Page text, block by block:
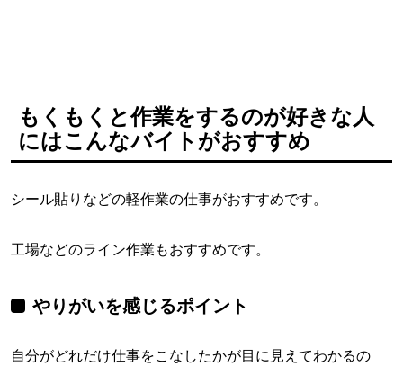
もくもくと作業をするのが好きな人
にはこんなバイトがおすすめ
シール貼りなどの軽作業の仕事がおすすめです。
工場などのライン作業もおすすめです。
やりがいを感じるポイント
自分がどれだけ仕事をこなしたかが目に見えてわかるの